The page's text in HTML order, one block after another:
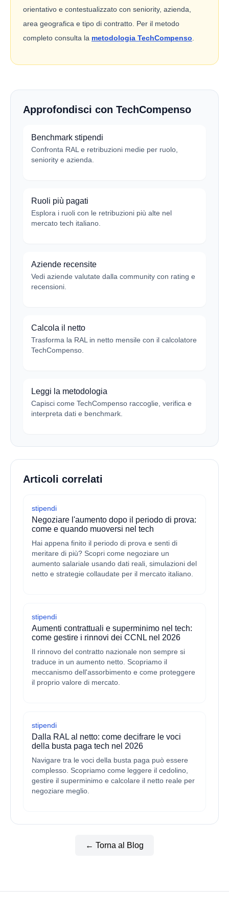
orientativo e contestualizzato con seniority, azienda,
area geografica e tipo di contratto. Per il metodo
completo consulta la metodologia TechCompenso
Approfondisci con TechCompenso
Benchmark stipendi
Confronta RAL e retribuzioni medie per ruolo,
seniority e azienda.
Ruoli più pagati
Esplora i ruoli con le retribuzioni più alte nel
mercato tech italiano.
Aziende recensite
Vedi aziende valutate dalla community con rating e
recensioni.
Calcola il netto
Trasforma la RAL in netto mensile con il calcolatore
TechCompenso.
Leggi la metodologia
Capisci come TechCompenso raccoglie, verifica e
interpreta dati e benchmark.
Articoli correlati
stipendi
Negoziare l'aumento dopo il periodo di prova:
come e quando muoversi nel tech
Hai appena finito il periodo di prova e senti di
meritare di più? Scopri come negoziare un
aumento salariale usando dati reali, simulazioni del
netto e strategie collaudate per il mercato italiano.
stipendi
Aumenti contrattuali e superminimo nel tech:
come gestire i rinnovi dei CCNL nel 2026
Il rinnovo del contratto nazionale non sempre si
traduce in un aumento netto. Scopriamo il
meccanismo dell'assorbimento e come proteggere
il proprio valore di mercato.
stipendi
Dalla RAL al netto: come decifrare le voci
della busta paga tech nel 2026
Navigare tra le voci della busta paga può essere
complesso. Scopriamo come leggere il cedolino,
gestire il superminimo e calcolare il netto reale per
negoziare meglio.
← Torna al Blog